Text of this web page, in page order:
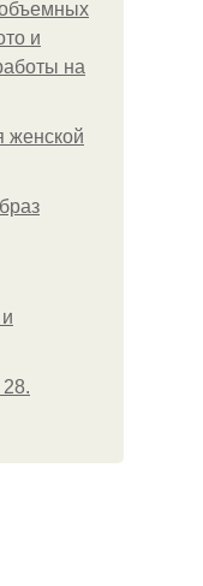
объемных
и
на
женской